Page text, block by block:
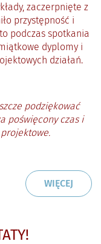
zaczerpnięte z
przystępność i
podczas spotkania
dyplomy i
działań.
podziękować
poświęcony czas i
CZYTAJ
WIĘCEJ O: